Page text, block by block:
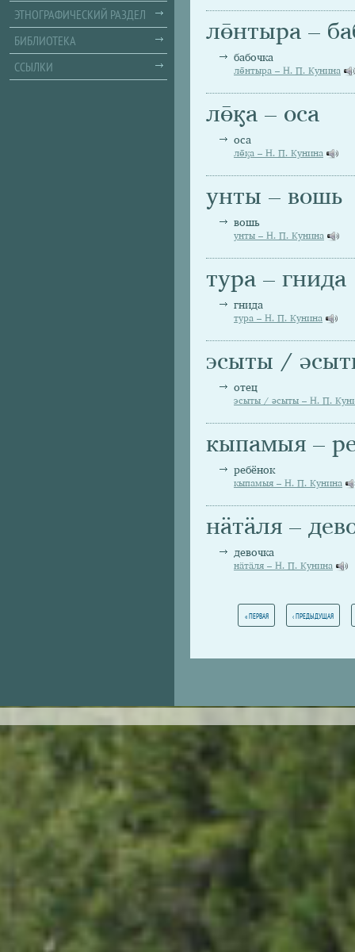
лө̄нтыра –
бабочка
лө̄нтыра – Н. П. Кунина
лө̄ӄа – оса
оса
лө̄ӄа – Н. П. Кунина
унты – вошь
вошь
унты – Н. П. Кунина
тура – гнида
гнида
тура – Н. П. Кунина
эсыты /
отец
эсыты / әсыты – Н. П.
кыпамыя –
ребёнок
кыпамыя – Н. П. Кунина
нäтäля –
девочка
нäтäля – Н. П. Кунина
Страницы
« ПЕРВАЯ ‹ ПРЕДЫДУЩАЯ
ЭТНОГРАФИЧЕСКИЙ РАЗДЕЛ
БИБЛИОТЕКА
ССЫЛКИ